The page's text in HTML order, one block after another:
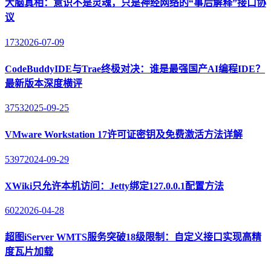
大脑真相：意识不是灵魂，只是神经网络的“事后解释”接口协
议
1732026-07-09
CodeBuddyIDE与Trae终极对决：谁是最强国产AI编程IDE？
最新版本深度横评
37532025-09-25
VMware Workstation 17许可证密钥及免费激活方法详解
53972024-09-29
XWiki只允许本机访问：Jetty绑定127.0.0.1配置方法
6022026-04-28
超图iServer WMTS服务突破18级限制：自定义接口实现高精
度瓦片加载